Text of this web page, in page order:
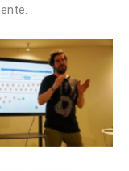
Eric Seguí.
Automatiza con
IA